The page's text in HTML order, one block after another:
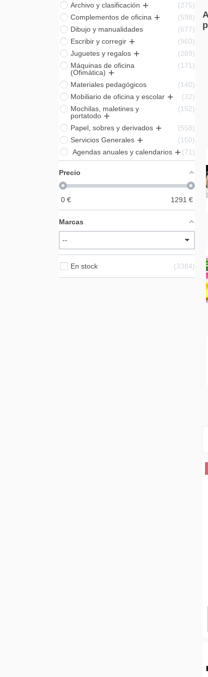
Archivo y clasificación
275
Complementos de oficina
598
Dibujo y manualidades
677
Escribir y corregir
960
Juguetes y regalos
289
Máquinas de oficina
(Ofimática)
171
Materiales pedagógicos
140
Mobiliario de oficina y escolar
32
Mochilas, maletines y
portatodo
152
Papel, sobres y derivados
558
Servicios Generales
150
Agendas anuales y calendarios
71
Precio
0 € 1291 €
Marcas
En stock 3384